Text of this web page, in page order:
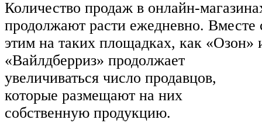
Количество продаж в онлайн-
продолжают расти ежедневно. Вместе
этим на таких площадках, как «Озон»
«Вайлдберриз» продолжает
увеличиваться число продавцов,
которые размещают на них
собственную продукцию.